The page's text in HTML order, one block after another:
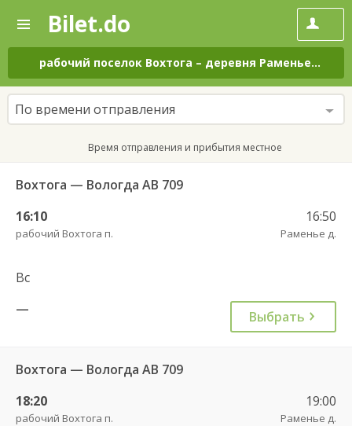
—
Поиск
и
покупка
билетов
на
автобус
онлайн
Bilet.do
рабочий поселок Вохтога – деревня Раменье на
По времени отправления
Время отправления и прибытия местное
Вохтога — Вологда АВ 709
16:10
рабочий Вохтога п.
16:50
Раменье д.
Вс
—
Выбрать
Вохтога — Вологда АВ 709
18:20
рабочий Вохтога п.
19:00
Раменье д.